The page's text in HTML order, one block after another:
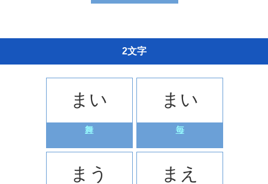
2文字
まい
舞
まい
毎
まう まえ